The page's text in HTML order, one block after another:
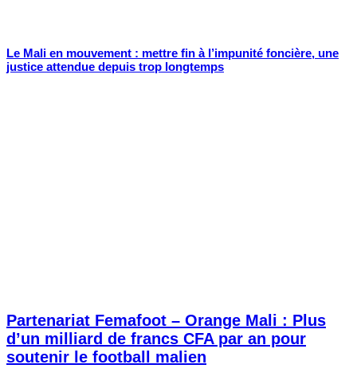
Le Mali en mouvement : mettre fin à l’impunité foncière, une
justice attendue depuis trop longtemps
Partenariat Femafoot – Orange Mali : Plus
d’un milliard de francs CFA par an pour
soutenir le football malien